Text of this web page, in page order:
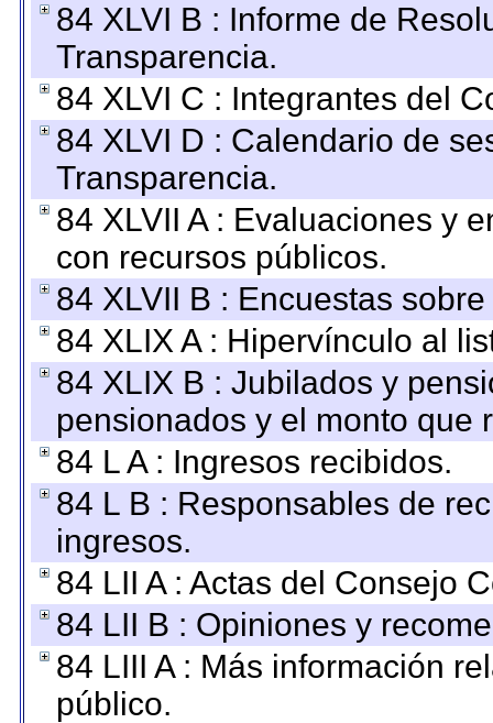
84 XLVI B : Informe de
Transparencia.
84 XLVI C : Integrantes del
84 XLVI D : Calendario de
Transparencia.
84 XLVII A : Evaluaciones y
con recursos públicos.
84 XLVII B : Encuestas
84 XLIX A : Hipervínculo al
84 XLIX B : Jubilados y
pensionados y el monto que
84 L A : Ingresos recibidos.
84 L B : Responsables de
ingresos.
84 LII A : Actas del Consejo
84 LII B : Opiniones y
84 LIII A : Más información
público.